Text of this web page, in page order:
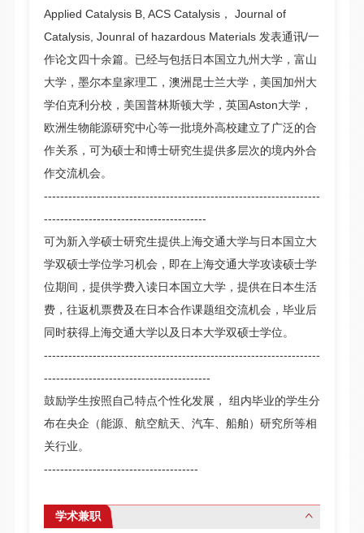
Applied Catalysis B, ACS Catalysis， Journal of
Catalysis, Jounral of hazardous Materials 发表通讯/一
作论文四十余篇。已经与包括日本国立九州大学，富山
大学，墨尔本皇家理工，澳洲昆士兰大学，美国加州大
学伯克利分校，美国普林斯顿大学，英国Aston大学，
欧洲生物能源研究中心等一批境外高校建立了广泛的合
作关系，可为硕士和博士研究生提供多层次的境内外合
作交流机会。
--------------------------------------------------------------------
----------------------------------------
可为新入学硕士研究生提供上海交通大学与日本国立大
学双硕士学位学习机会，即在上海交通大学攻读硕士学
位期间，提供学费入读日本国立大学，提供在日本生活
费，往返机票费及在日本合作课题组交流机会，毕业后
同时获得上海交通大学以及日本大学双硕士学位。
--------------------------------------------------------------------
-----------------------------------------
鼓励学生按照自己特点个性化发展， 组内毕业的学生分
布在央企（能源、航空航天、汽车、船舶）研究所等相
关行业。
--------------------------------------
学术兼职